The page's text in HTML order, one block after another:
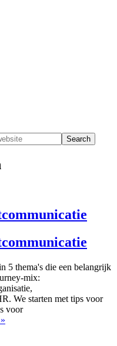
5 thema's die een belangrijk
mix:
We starten met tips voor
voor